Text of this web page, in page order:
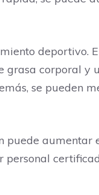
deportivo.
grasa corporal y
se pueden
aumentar